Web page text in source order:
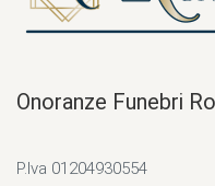
Onoranze Funebri
P.Iva 01204930554